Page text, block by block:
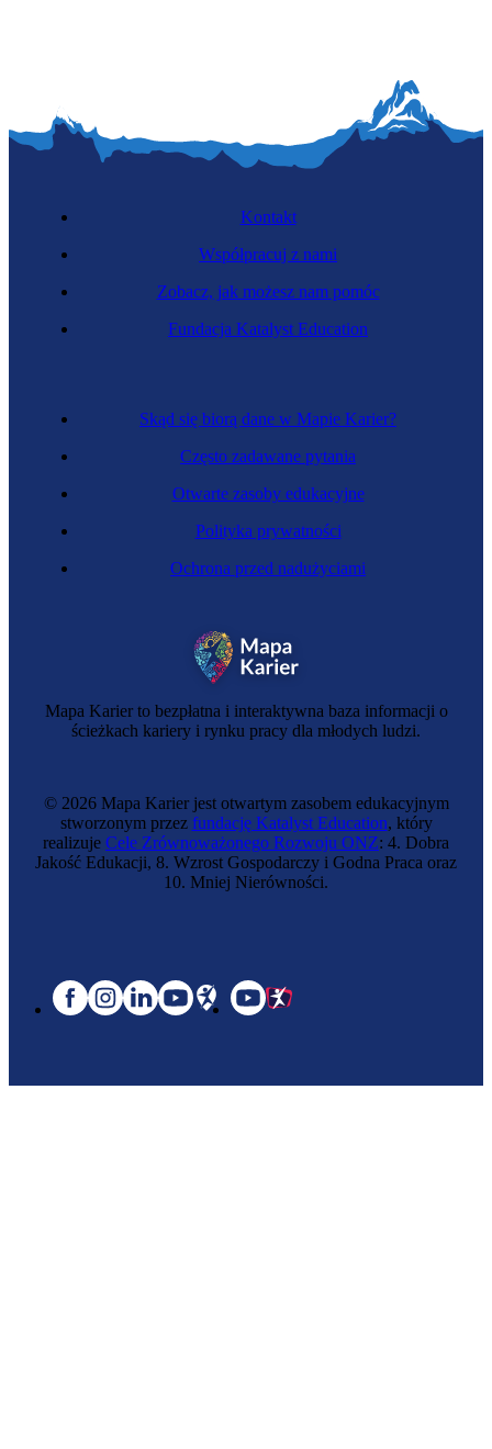
Mapa Karier to bezpłatna i interaktywna baza informacji o
ścieżkach kariery i rynku pracy dla młodych ludzi.
Skąd się biorą dane w Mapie Karier?
Często zadawane pytania
Otwarte zasoby edukacyjne
Polityka prywatności
Ochrona przed nadużyciami
Kontakt
Współpracuj z nami
Zobacz, jak możesz nam pomóc
Fundacja Katalyst Education
© 2026 Mapa Karier jest otwartym zasobem edukacyjnym
stworzonym przez fundację Katalyst Education, który
realizuje Cele Zrównoważonego Rozwoju ONZ: 4. Dobra
Jakość Edukacji, 8. Wzrost Gospodarczy i Godna Praca oraz
10. Mniej Nierówności.